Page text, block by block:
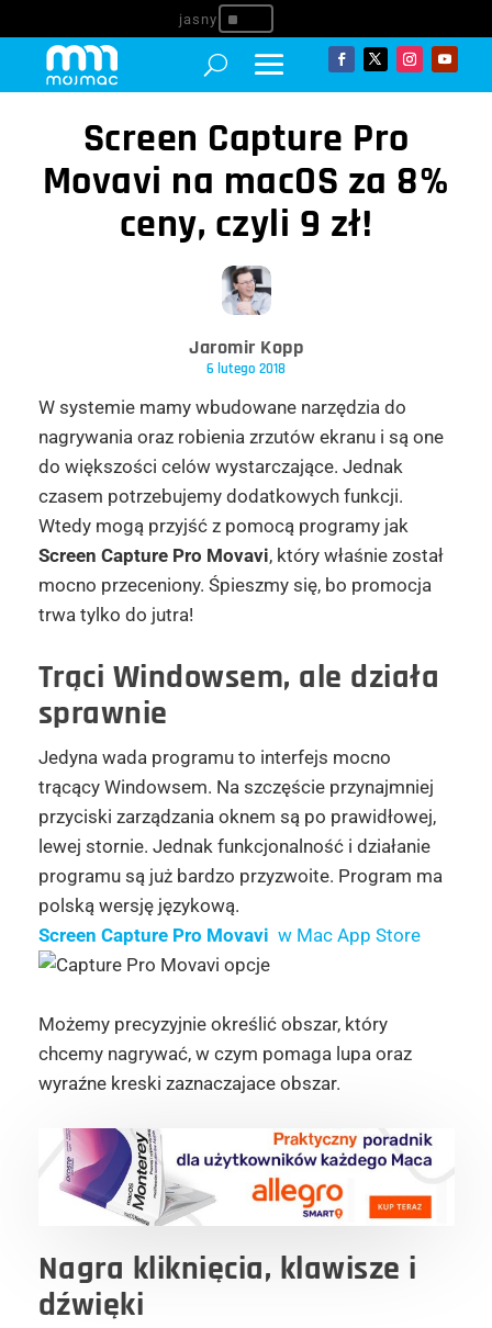
^
Screen Capture Pro
Movavi na macOS za 8%
ceny, czyli 9 zł!
Jaromir Kopp
6 lutego 2018
W systemie mamy wbudowane narzędzia do
nagrywania oraz robienia zrzutów ekranu i są one
do większości celów wystarczające. Jednak
czasem potrzebujemy dodatkowych funkcji.
Wtedy mogą przyjść z pomocą programy jak
Screen Capture Pro Movavi, który właśnie został
mocno przeceniony. Śpieszmy się, bo promocja
trwa tylko do jutra!
Trąci Windowsem, ale działa
sprawnie
Jedyna wada programu to interfejs mocno
trącący Windowsem. Na szczęście przynajmniej
przyciski zarządzania oknem są po prawidłowej,
lewej stornie. Jednak funkcjonalność i działanie
programu są już bardzo przyzwoite. Program ma
polską wersję językową.
Screen Capture Pro Movavi w Mac App Store
Możemy precyzyjnie określić obszar, który
chcemy nagrywać, w czym pomaga lupa oraz
wyraźne kreski zaznaczajace obszar.
Nagra kliknięcia, klawisze i
dźwięki